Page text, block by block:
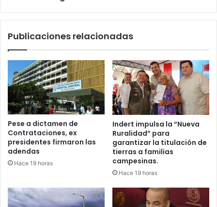
Publicaciones relacionadas
Pese a dictamen de
Contrataciones, ex
presidentes firmaron las
adendas
Hace 19 horas
Indert impulsa la “Nueva
Ruralidad” para
garantizar la titulación de
tierras a familias
campesinas.
Hace 19 horas